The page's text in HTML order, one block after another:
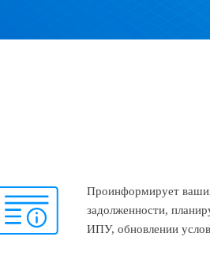
Проинформирует
задолженности,
ИПУ, обновлении